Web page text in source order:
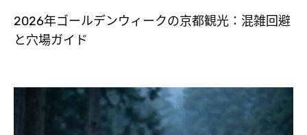
2026年ゴールデンウィークの京都観光：混雑回避
と穴場ガイド